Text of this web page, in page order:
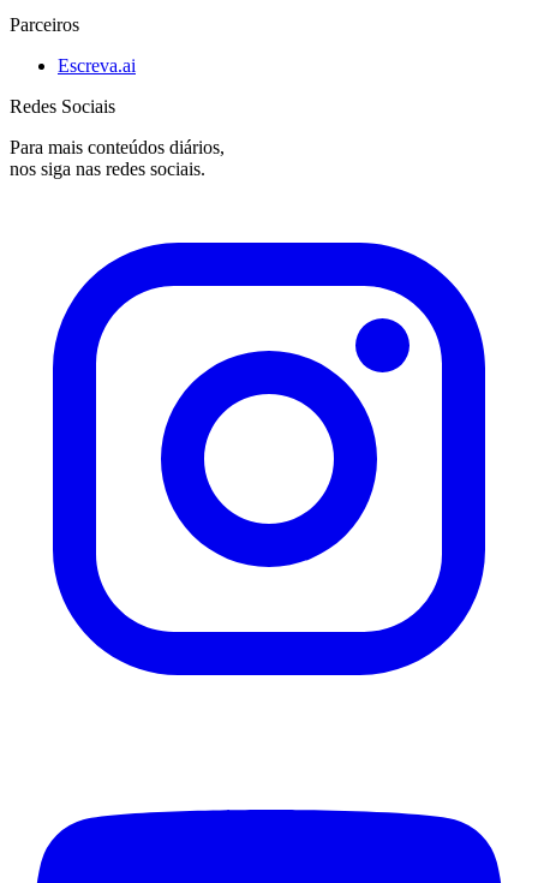
Parceiros
Escreva.ai
Redes Sociais
Para mais conteúdos diários,
nos siga nas redes sociais.